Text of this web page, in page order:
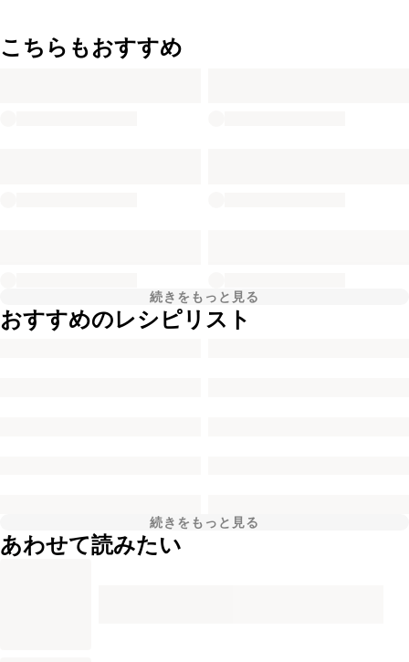
こちらもおすすめ
続きをもっと見る
おすすめのレシピリスト
続きをもっと見る
あわせて読みたい